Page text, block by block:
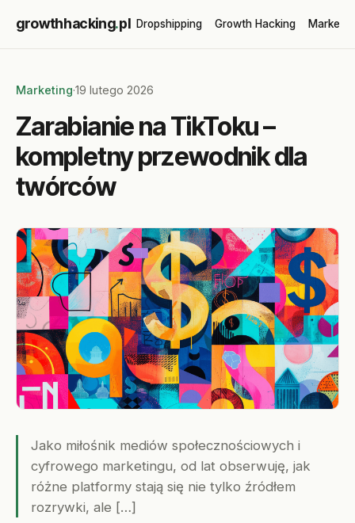
growthhacking.pl Dropshipping Growth Hacking
Marketing·19 lutego 2026
Zarabianie na TikToku –
kompletny przewodnik dla
twórców
Jako miłośnik mediów społecznościowych i
cyfrowego marketingu, od lat obserwuję, jak
różne platformy stają się nie tylko źródłem
rozrywki, ale […]